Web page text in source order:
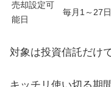
売却設定可
能日
毎月1～27
対象は投資信託だけ
キッチリ使い切る期